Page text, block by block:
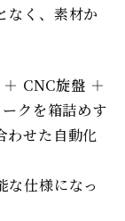
なく、素材か
CNC旋盤 ＋
クを箱詰めす
わせた自動化
な仕様になっ